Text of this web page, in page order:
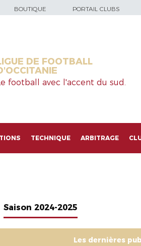
BOUTIQUE PORTAIL CLUBS
DE FOOTBALL
football avec l'accent du sud.
TECHNIQUE ARBITRAGE
Saison 2024-2025
Les dernières